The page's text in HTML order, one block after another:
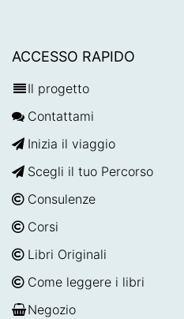
ACCESSO RAPIDO
Il progetto
Contattami
Inizia il viaggio
Scegli il tuo Percorso
Consulenze
Corsi
Libri Originali
Come leggere i libri
Negozio